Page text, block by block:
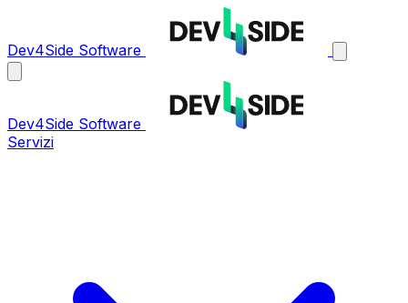
Dev4Side Software
Dev4Side Software
Servizi